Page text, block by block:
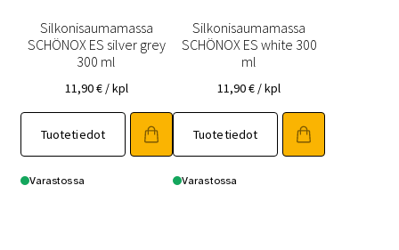
Silkonisaumamassa
SCHÖNOX ES silver grey
300 ml
11,90€ / kpl
Tuotetiedot
Varastossa
Silkonisaumamassa
SCHÖNOX ES white 300
ml
11,90€ / kpl
Tuotetiedot
Varastossa